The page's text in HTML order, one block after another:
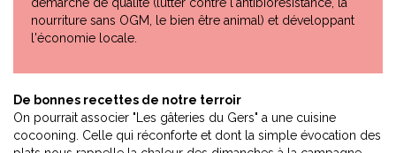
nourriture sans OGM, le bien être animal) et développant
l'économie locale.
De bonnes recettes de notre terroir
On pourrait associer "Les gâteries du Gers" a une cuisine
cocooning. Celle qui réconforte et dont la simple évocation des